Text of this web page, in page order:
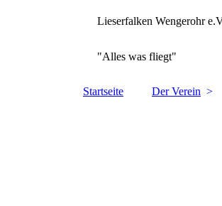
Lieserfalken Wengerohr
"Alles was fliegt"
Startseite Der Verein